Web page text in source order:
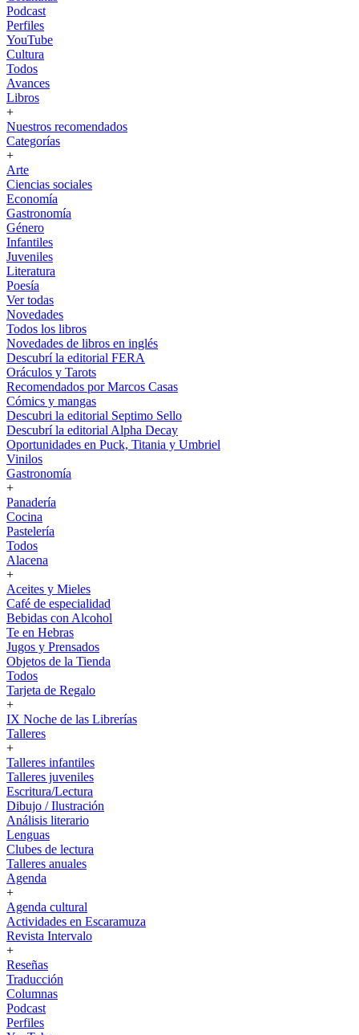
Podcast
Perfiles
YouTube
Cultura
Todos
Avances
Libros
+
Nuestros recomendados
Categorías
+
Arte
Ciencias sociales
Economía
Gastronomía
Género
Infantiles
Juveniles
Literatura
Poesía
Ver todas
Novedades
Todos los libros
Novedades de libros en inglés
Descubrí la editorial FERA
Oráculos y Tarots
Recomendados por Marcos Casas
Cómics y mangas
Descubri la editorial Septimo Sello
Descubrí la editorial Alpha Decay
Oportunidades en Puck, Titania y Umbriel
Vinilos
Gastronomía
+
Panadería
Cocina
Pastelería
Todos
Alacena
+
Aceites y Mieles
Café de especialidad
Bebidas con Alcohol
Te en Hebras
Jugos y Prensados
Objetos de la Tienda
Todos
Tarjeta de Regalo
+
IX Noche de las Librerías
Talleres
+
Talleres infantiles
Talleres juveniles
Escritura/Lectura
Dibujo / Ilustración
Análisis literario
Lenguas
Clubes de lectura
Talleres anuales
Agenda
+
Agenda cultural
Actividades en Escaramuza
Revista Intervalo
+
Reseñas
Traducción
Columnas
Podcast
Perfiles